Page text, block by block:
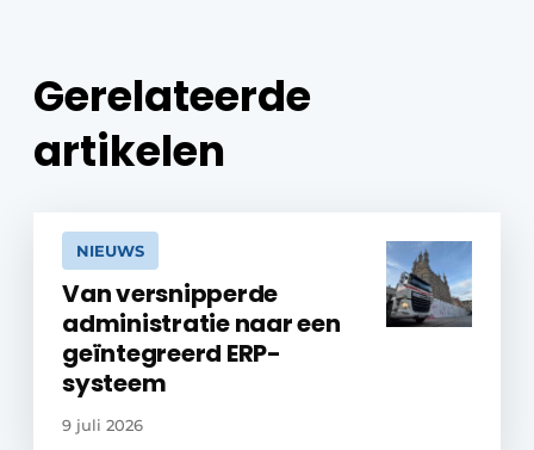
Gerelateerde
artikelen
NIEUWS
Van versnipperde
administratie naar een
geïntegreerd ERP-
systeem
9 juli 2026